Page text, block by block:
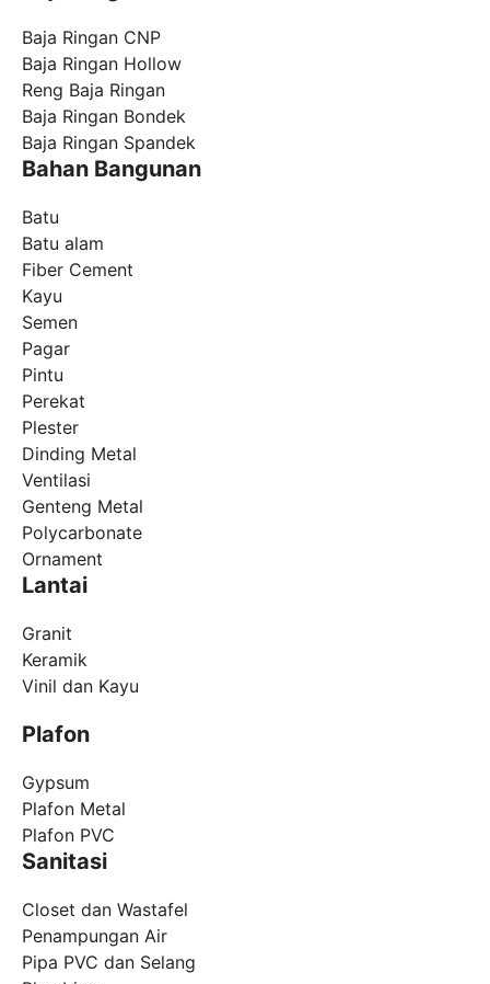
Baja Ringan CNP
Baja Ringan Hollow
Reng Baja Ringan
Baja Ringan Bondek
Baja Ringan Spandek
Bahan Bangunan
Batu
Batu alam
Fiber Cement
Kayu
Semen
Pagar
Pintu
Perekat
Plester
Dinding Metal
Ventilasi
Genteng Metal
Polycarbonate
Ornament
Lantai
Granit
Keramik
Vinil dan Kayu
Plafon
Gypsum
Plafon Metal
Plafon PVC
Sanitasi
Closet dan Wastafel
Penampungan Air
Pipa PVC dan Selang